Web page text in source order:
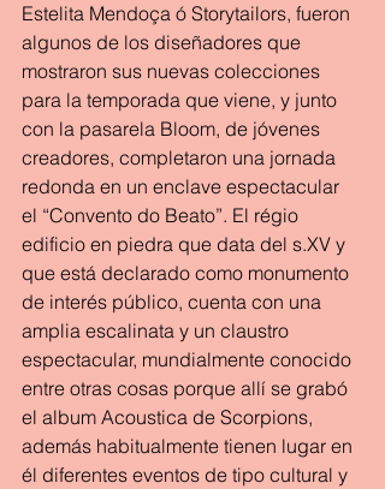
Estelita Mendoça ó Storytailors, fueron
algunos de los diseñadores que
mostraron sus nuevas colecciones
para la temporada que viene, y junto
con la pasarela Bloom, de jóvenes
creadores, completaron una jornada
redonda en un enclave espectacular
el “Convento do Beato”. El régio
edificio en piedra que data del s.XV y
que está declarado como monumento
de interés público, cuenta con una
amplia escalinata y un claustro
espectacular, mundialmente conocido
entre otras cosas porque allí se grabó
el album Acoustica de Scorpions,
además habitualmente tienen lugar en
él diferentes eventos de tipo cultural y